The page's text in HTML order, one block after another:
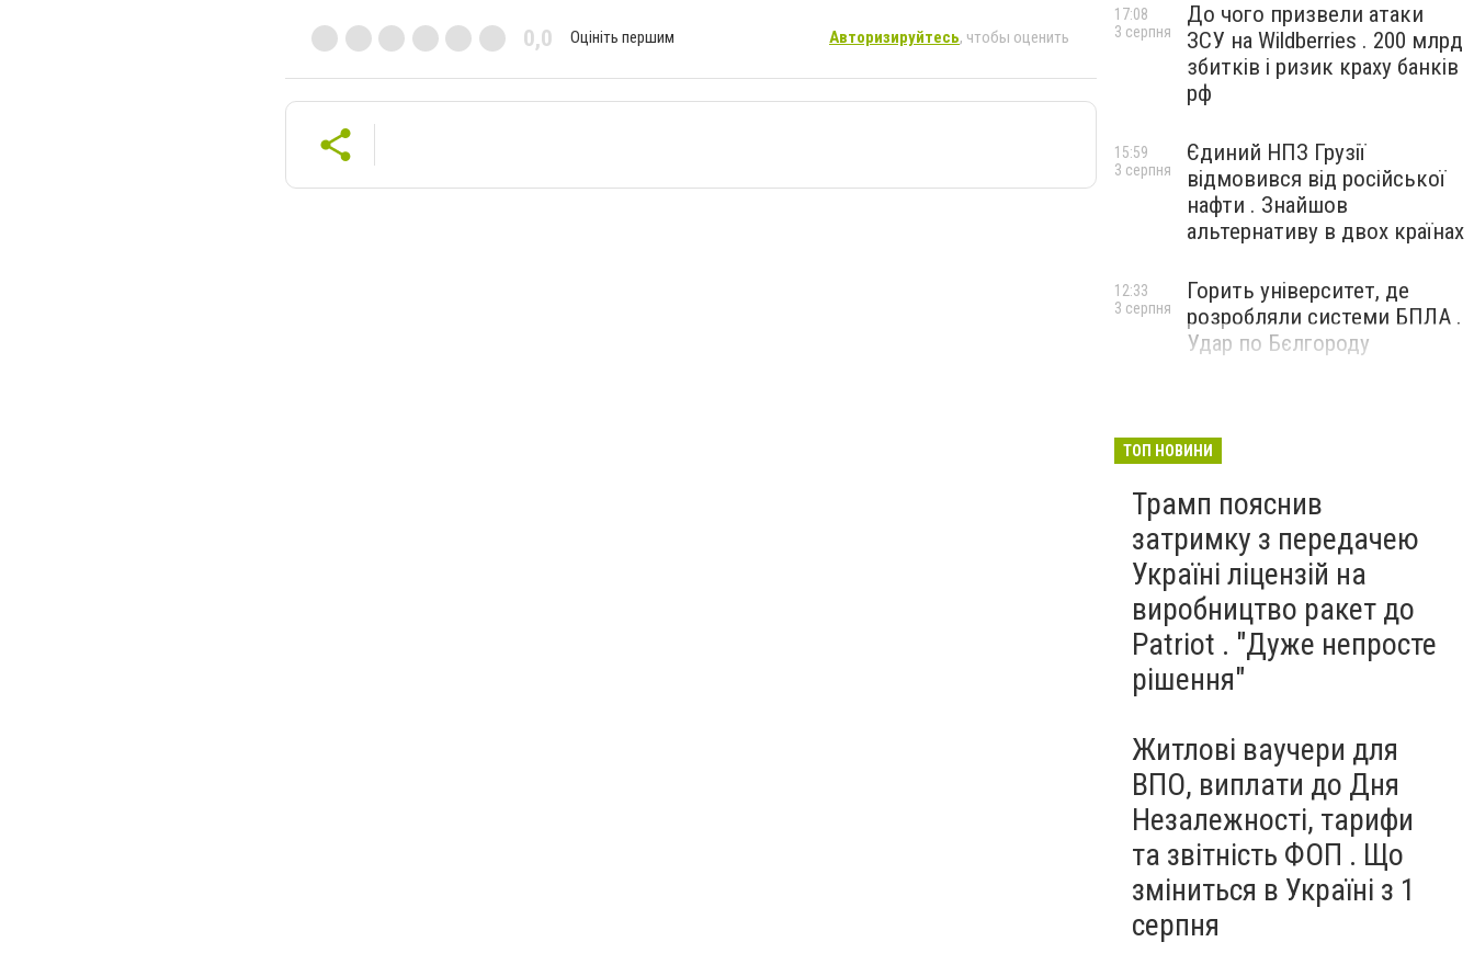
0,0 Оцініть першим Авторизируйтесь, чтобы оценить
До чого призвели атаки
ЗСУ на Wildberries . 200 млрд
збитків і ризик краху банків
рф
17:08
3 серпня
Єдиний НПЗ Грузії
відмовився від російської
нафти . Знайшов
альтернативу в двох країнах
15:59
3 серпня
Горить університет, де
розробляли системи БПЛА .
Удар по Бєлгороду
12:33
3 серпня
ТОП НОВИНИ
Трамп пояснив
затримку з передачею
Україні ліцензій на
виробництво ракет до
Patriot . "Дуже непросте
рішення"
Житлові ваучери для
ВПО, виплати до Дня
Незалежності, тарифи
та звітність ФОП . Що
зміниться в Україні з 1
серпня